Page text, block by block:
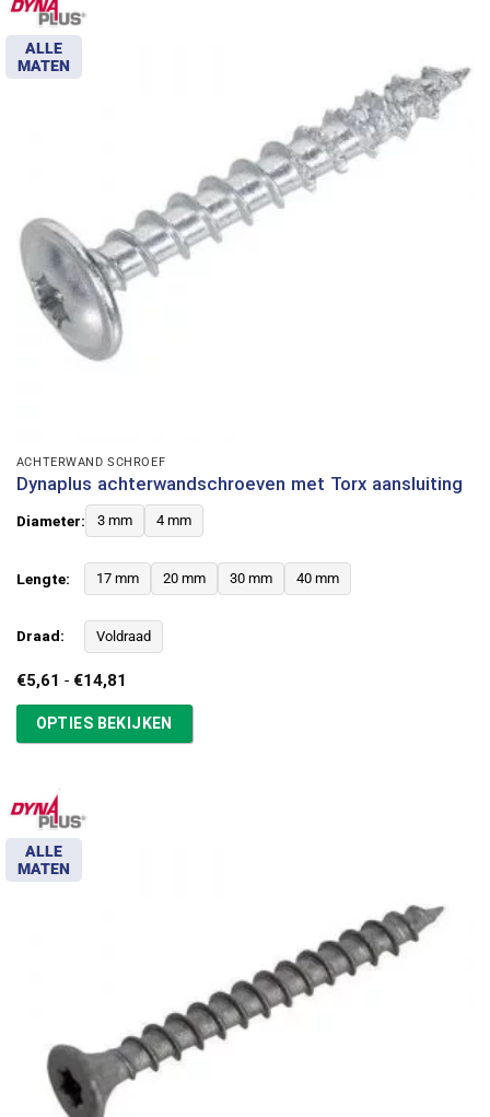
ALLE
MATEN
ACHTERWAND SCHROEF
Dynaplus achterwandschroeven met Torx aansluiting
Diameter: 3 mm 4 mm
Lengte: 17 mm 20 mm 30 mm 40 mm
Draad: Voldraad
€5,61 - €14,81
tot
€14,81
OPTIES BEKIJKEN
ALLE
MATEN